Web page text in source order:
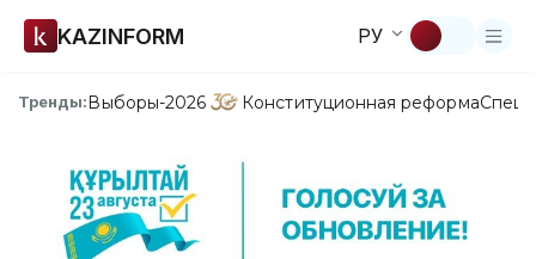
KAZINFORM РУ
Тренды:Выборы-2026 Конституционная реформа